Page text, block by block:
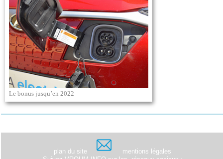
Le bonus jusqu’en 2022
plan du site
mentions légales